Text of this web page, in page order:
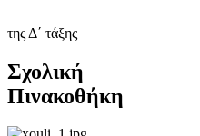
Οι
της Δ΄ τάξης
Σχολική
Πινακοθήκη